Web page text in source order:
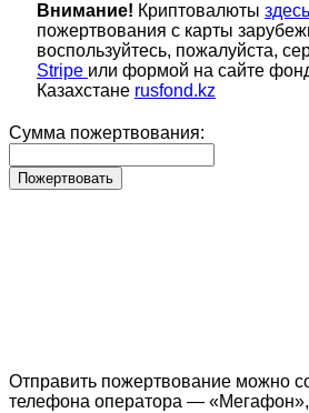
Внимание! Криптовалюты здесь
пожертвования с карты
воспользуйтесь, пожалуйста,
Stripe или формой на сайте
Казахстане rusfond.kz
Сумма пожертвования:
Пожертвовать
Отправить пожертвование можно
телефона оператора —